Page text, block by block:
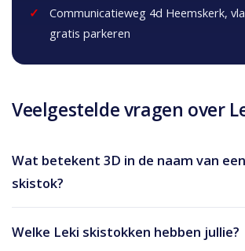
Communicatieweg 4d Heemskerk,
gratis parkeren
Veelgestelde vragen over
Wat betekent 3D in de naam van
skistok?
Welke Leki skistokken hebben jullie?